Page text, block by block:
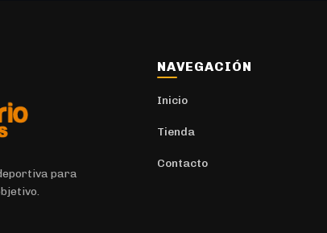
para
NAVEGACIÓN
Inicio
Tienda
Contacto